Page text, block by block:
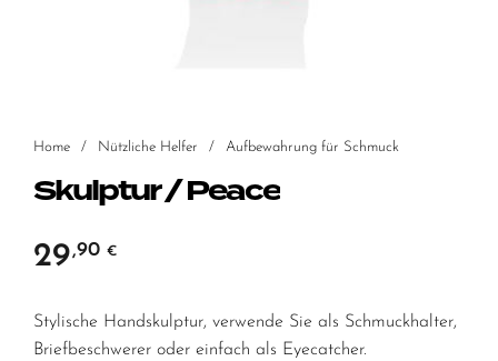
Home / Nützliche Helfer / Aufbewahrung für Schmuck
Skulptur / Peace
29,90 €
Stylische Handskulptur, verwende Sie als Schmuckhalter,
Briefbeschwerer oder einfach als Eyecatcher.